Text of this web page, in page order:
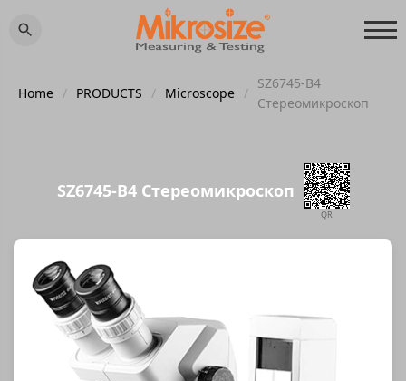
Home / PRODUCTS / Microscope /
SZ6745-B4
Стереомикроскоп
SZ6745-B4 Стереомикроскоп
QR